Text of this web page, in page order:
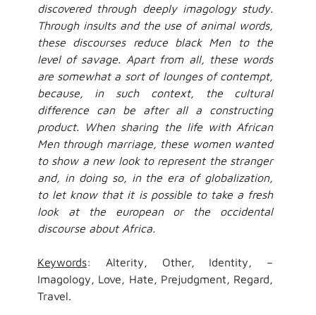
discovered through deeply imagology study.
Through insults and the use of animal words,
these discourses reduce black Men to the
level of savage. Apart from all, these words
are somewhat a sort of lounges of contempt,
because, in such context, the cultural
difference can be after all a constructing
product. When sharing the life with African
Men through marriage, these women wanted
to show a new look to represent the stranger
and, in doing so, in the era of globalization,
to let know that it is possible to take a fresh
look at the european or the occidental
discourse about Africa.
Keywords: Alterity, Other, Identity, –
Imagology, Love, Hate, Prejudgment, Regard,
Travel.